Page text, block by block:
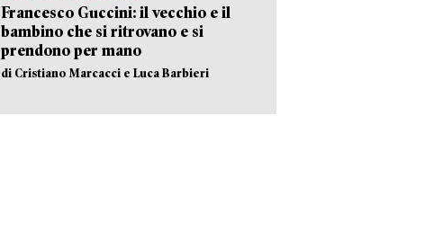
Francesco Guccini: il vecchio e il
bambino che si ritrovano e si
prendono per mano
di Cristiano Marcacci e Luca Barbieri